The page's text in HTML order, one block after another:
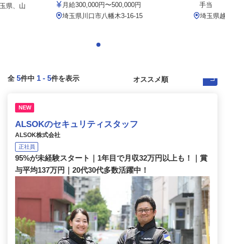
県、山
月給300,000円〜500,000円
埼玉県川口市八幡木3-16-15
手当
埼玉県
全 5件中 1 - 5件を表示
NEW
ALSOKのセキュリティスタッフ
ALSOK株式会社
正社員
95%が未経験スタート｜1年目で月収32万円以上も！｜賞
与平均137万円｜20代30代多数活躍中！